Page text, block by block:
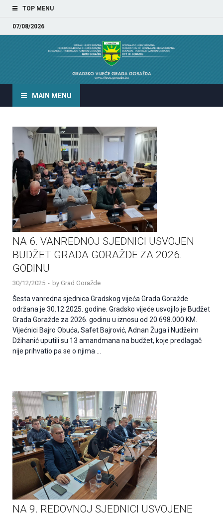
TOP MENU
07/08/2026
GRADSKO VIJEĆE GRADA
MAIN MENU
NA 6. VANREDNOJ SJEDNICI USVOJEN
BUDŽET GRADA GORAŽDE ZA 2026.
GODINU
30/12/2025 - by Grad Goražde
Šesta vanredna sjednica Gradskog vijeća Grada Goražde
održana je 30.12.2025. godine. Gradsko vijeće usvojilo je Budžet
Grada Goražde za 2026. godinu u iznosu od 20.698.000 KM.
Vijećnici Bajro Obuća, Safet Bajrović, Adnan Žuga i Nudžeim
Džihanić uputili su 13 amandmana na budžet, koje predlagač
nije prihvatio pa se o njima …
NA 9. REDOVNOJ SJEDNICI USVOJENE